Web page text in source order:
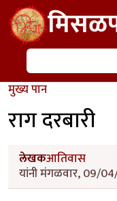
Skip to main content
शोध
मुख्य पान
राग दरबारी
लेखकआतिवास
यांनी मंगळवार, 09/